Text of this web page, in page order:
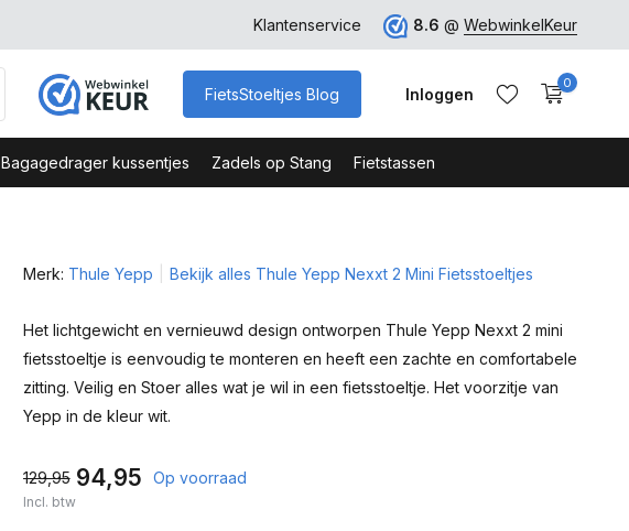
Gratis verzending binnen NL vanaf 100 euro
Klantenservice 8.6 @ WebwinkelKeur
FietsStoeltjes Blog Inloggen
Account aanmaken
0
Bagagedrager kussentjes Zadels op Stang Fietstassen
Merk: Thule Yepp Bekijk alles Thule Yepp Nexxt 2 Mini Fietsstoeltjes
Het lichtgewicht en vernieuwd design ontworpen Thule Yepp Nexxt 2 mini
fietsstoeltje is eenvoudig te monteren en heeft een zachte en comfortabele
zitting. Veilig en Stoer alles wat je wil in een fietsstoeltje. Het voorzitje van
Yepp in de kleur wit.
129,95 94,95 Op voorraad
Incl. btw